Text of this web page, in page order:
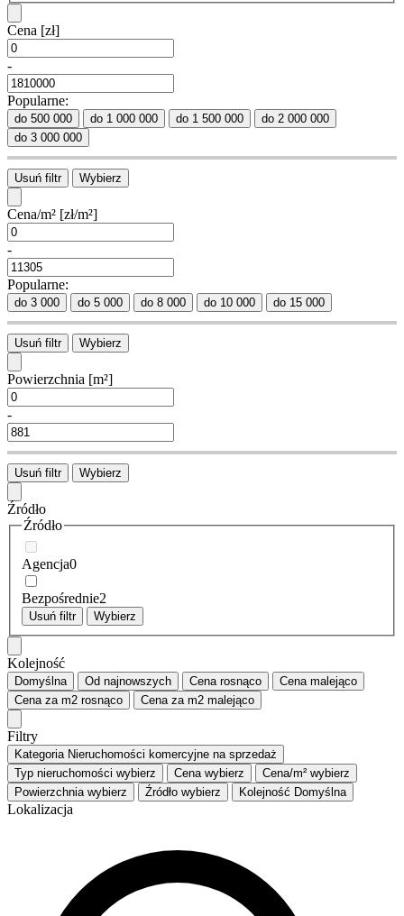
Cena [zł]
-
Popularne:
do 500 000 do 1 000 000 do 1 500 000
do 2 000 000
do 3 000 000
Usuń filtr Wybierz
Cena/m² [zł/m²]
-
Popularne:
do 3 000 do 5 000 do 8 000 do 10 000 do 15 000
Usuń filtr Wybierz
Powierzchnia [m²]
-
Usuń filtr Wybierz
Źródło
Źródło
Agencja0
Bezpośrednie2
Usuń filtr Wybierz
Kolejność
Domyślna Od najnowszych Cenarosnąco Cenamalejąco
Cena za m2 rosnąco Cena za m2 malejąco
Filtry
Kategoria Nieruchomości komercyjne na sprzedaż
Typ nieruchomości wybierz Cena wybierz Cena/m² wybierz
Powierzchnia wybierz Źródło wybierz Kolejność Domyślna
Lokalizacja